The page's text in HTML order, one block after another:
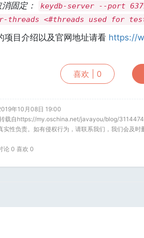
固定：
keydb-server --port
threads <#threads used for
项目介绍以及官网地址请看 https://
喜欢 | 0
年10月08日 19:00
载自https://my.oschina.net/javayou/blog/
实性负责。如有侵权行为，请联系我们，我们会及时
论 0 喜欢 0